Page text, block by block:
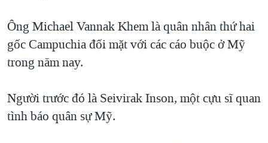
Ông Michael Vannak Khem là quân nhân thứ hai
gốc Campuchia đối mặt với các cáo buộc ở Mỹ
trong năm nay.
Người trước đó là Seivirak Inson, một cựu sĩ quan
tình báo quân sự Mỹ.